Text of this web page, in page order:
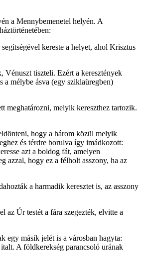
a Mennybemenetel helyén. A
kereste a helyet, ahol Krisztus
Vénuszt tiszteli. Ezért a keresztények
a mélybe ásva (egy sziklaüregben)
meghatározni, melyik kereszthez tartozik.
hogy a három közül melyik
és térdre borulva így imádkozott:
azt a boldog fát, amelyen
azzal, hogy ez a félholt asszony, ha az
a harmadik keresztet is, az asszony
az Úr testét a fára szegezték, elvitte a
egy másik jelét is a városban hagyta:
A földkerekség parancsoló urának